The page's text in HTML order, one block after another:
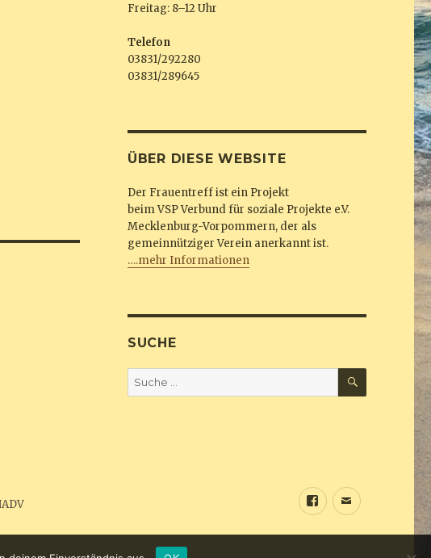
Freitag: 8–12 Uhr
Telefon
03831/292280
03831/289645
ÜBER DIESE WEBSITE
Der Frauentreff ist ein Projekt
beim VSP Verbund für soziale Projekte e.V.
Mecklenburg-Vorpommern, der als
gemeinnütziger Verein anerkannt ist.
….mehr Informationen
SUCHE
Suche
nach:
SUCHEN
Sundine
E-